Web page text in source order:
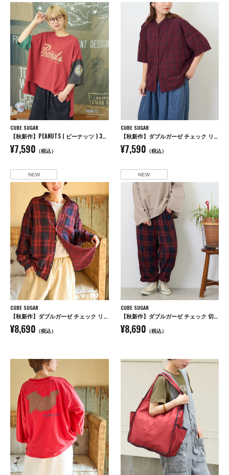
CUBE SUGAR
【秋新作】PEANUTS ( ピーナッツ ) 32/-スラブ天竺 配色 ワイド Tシャツ
¥7,590 （税込）
CUBE SUGAR
【秋新作】ダブルガーゼ チェック リバーシブル 5分袖 ドルマンシャツ
¥7,590 （税込）
NEW
CUBE SUGAR
【秋新作】ダブルガーゼ チェック リバーシブル レギュラーシャツ
¥8,690 （税込）
NEW
CUBE SUGAR
【秋新作】ダブルガーゼ チェック 切替 イージーパンツ
¥8,690 （税込）